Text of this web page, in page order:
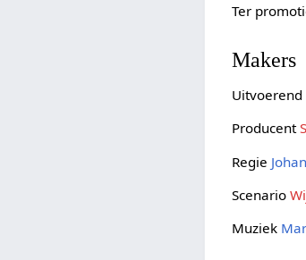
Ter
Makers
Producent
Regie
Scenario
Muziek